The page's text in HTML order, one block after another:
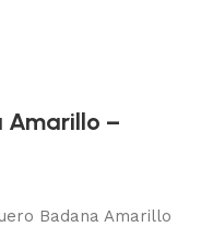
Amarillo –
Badana Amarillo